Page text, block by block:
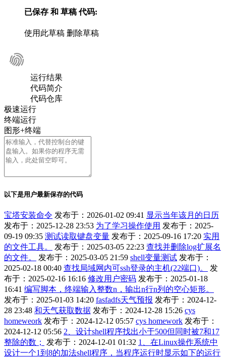
已保存 和 草稿代码:
使用此草稿 删除草稿
运行结果
代码简介
代码仓库
极速运行
终端运行
图形+终端
以下是用户最新保存的代码
宝塔安装命令 发布于：2026-01-02 09:41 显示当年该月的日历
发布于：2025-12-28 23:53 为了学习操作使用 发布于：2025-
09-19 09:35 测试读取键盘变量 发布于：2025-09-16 17:20 实用
的文件工具。
发布于：2025-03-05 22:23 查找并删除log扩展名
的文件。
发布于：2025-03-05 21:59 shell变量测试 发布于：
2025-02-18 00:40 查找局域网内可ssh登录的主机(22端口)。
发
布于：2025-02-16 16:16 修改用户密码 发布于：2025-01-18
16:41 编写脚本，终端输入整数n，输出n行n列的空心矩形。
发布于：2025-01-03 14:20 fasfadfs天气预报 发布于：2024-12-
28 23:48 和天气获取数据 发布于：2024-12-28 15:26 cys
homeweork 发布于：2024-12-12 05:57 cys homework 发布于：
2024-12-12 05:56 2、设计shell程序找出小于500但同时被7和17
整除的数；
发布于：2024-12-01 01:32 1、在Linux操作系统中
设计一个1到8的加法shell程序，当程序运行时显示如下的运行